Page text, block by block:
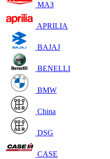
МАЗ
APRILIA
BAJAJ
BENELLI
BMW
China
DSG
CASE